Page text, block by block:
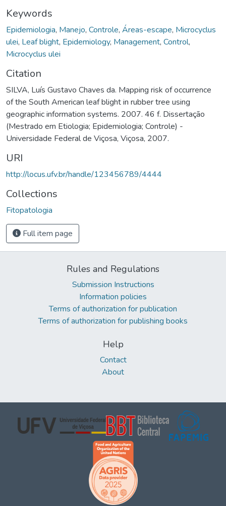
Keywords
Epidemiologia, Manejo, Controle, Áreas-escape, Microcyclus
ulei, Leaf blight, Epidemiology, Management, Control,
Microcyclus ulei
Citation
SILVA, Luís Gustavo Chaves da. Mapping risk of occurrence
of the South American leaf blight in rubber tree using
geographic information systems. 2007. 46 f. Dissertação
(Mestrado em Etiologia; Epidemiologia; Controle) -
Universidade Federal de Viçosa, Viçosa, 2007.
URI
http://locus.ufv.br/handle/123456789/4444
Collections
Fitopatologia
Full item page
Rules and Regulations
Submission Instructions
Information policies
Terms of authorization for publication
Terms of authorization for publishing books
Help
Contact
About